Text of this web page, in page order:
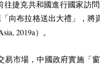
往捷克共和國進行國家訪
向布拉格送出大禮」，將
2019a）。
易市場，中國政府實施「